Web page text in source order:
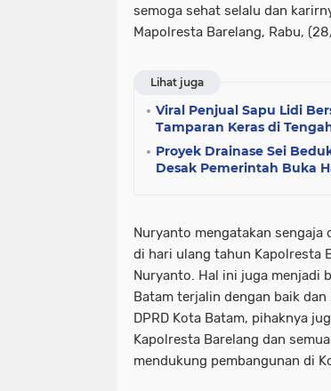
semoga sehat selalu dan
Mapolresta Barelang, Rabu,
Lihat juga
Viral Penjual Sapu Lidi
Tamparan Keras di
Proyek Drainase Sei
Desak Pemerintah Buka
Nuryanto mengatakan sengaja
di hari ulang tahun Kapolresta
Nuryanto. Hal ini juga menjadi
Batam terjalin dengan baik
DPRD Kota Batam, pihaknya
Kapolresta Barelang dan
mendukung pembangunan di